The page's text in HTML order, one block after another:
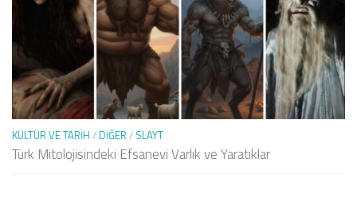
KÜLTÜR VE TARIH / DIĞER / SLAYT
Türk Mitolojisindeki Efsanevi Varlık ve Yaratıklar